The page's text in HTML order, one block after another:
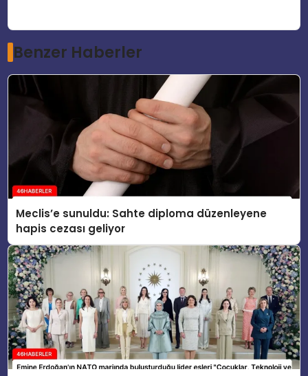
Benzer Haberler
Meclis’e sunuldu: Sahte diploma düzenleyene
hapis cezası geliyor